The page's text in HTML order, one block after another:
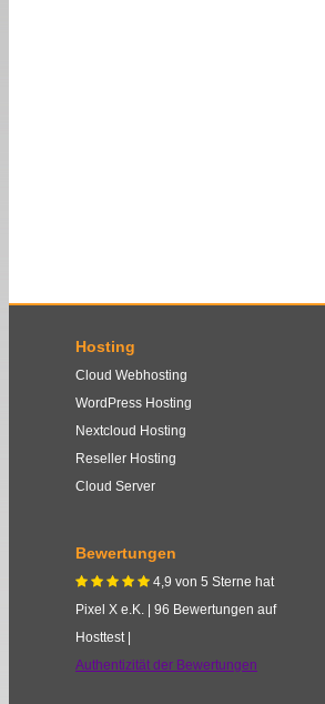
Hosting
Cloud Webhosting
WordPress Hosting
Nextcloud Hosting
Reseller Hosting
Cloud Server
Bewertungen
     4,9 von 5 Sterne hat
Pixel X e.K.
96 Bewertungen auf
Hosttest |
Authentizität der Bewertungen